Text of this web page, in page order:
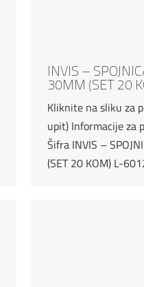
INVIS –
30MM (SET 20
Kliknite na sliku za
upit) Informacije za
Šifra INVIS –
(SET 20 KOM) L-